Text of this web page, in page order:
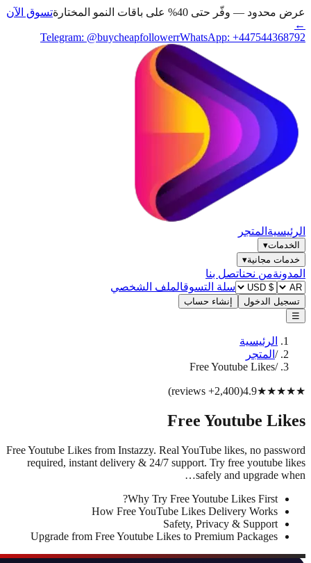
تسوق الآن
Telegram:
الشخصي
Free Youtube Likes from Instazzy.
required, instant delivery & 24/
Why Try
How Free
Upgrade from Free Youtube